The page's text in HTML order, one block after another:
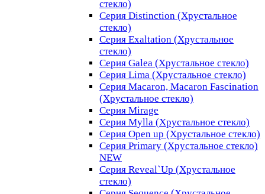
стекло)
Серия Distinction (Хрустальное
стекло)
Серия Exaltation (Хрустальное
стекло)
Серия Galea (Хрустальное стекло)
Серия Lima (Хрустальное стекло)
Серия Macaron, Macaron Fascination
(Хрустальное стекло)
Серия Mirage
Серия Mylla (Хрустальное стекло)
Серия Open up (Хрустальное стекло)
Серия Primary (Хрустальное стекло)
NEW
Серия Reveal`Up (Хрустальное
стекло)